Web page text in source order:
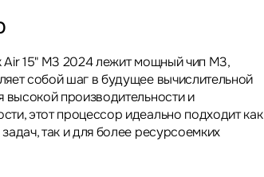
15" M3 2024 лежит мощный чип M3,
собой шаг в будущее вычислительной
высокой производительности и
этот процессор идеально подходит как
так и для более ресурсоемких